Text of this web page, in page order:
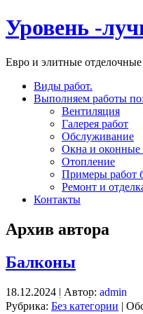
Уровень -
Евро и элитные
Виды работ.
Выполняем работы по:
Вентиляция
Галерея работ
Обслуживание
Окна и оконные
Отопление
Примеры работ
Ремонт и
Контакты
Архив автора
Балконы
18.12.2024 | Автор: admin
Рубрика: Без категории |